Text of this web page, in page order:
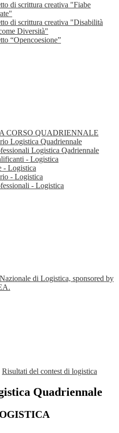
di scrittura creativa "Fiabe
di scrittura creativa "Disabilità
Diversità"
“Opencoesione”
CORSO QUADRIENNALE
Logistica Quadriennale
Logistica Qadriennale
- Logistica
- Logistica
- Logistica
- Logistica
di Logistica, sponsored by
Risultati del contest di logistica
Quadriennale